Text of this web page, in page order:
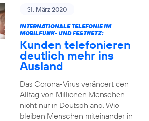
31. März 2020
INTERNATIONALE TELEFONIE IM
MOBILFUNK- UND FESTNETZ:
Kunden telefonieren
deutlich mehr ins
Ausland
Das Corona-Virus verändert den
Alltag von Millionen Menschen –
nicht nur in Deutschland. Wie
bleiben Menschen miteinander in